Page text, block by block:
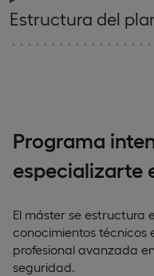
Estructura del
Programa
especializarte
El máster se estructura
conocimientos técnicos
profesional avanzada
seguridad.